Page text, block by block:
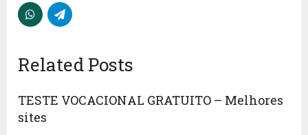
Related Posts
TESTE VOCACIONAL GRATUITO – Melhores
sites